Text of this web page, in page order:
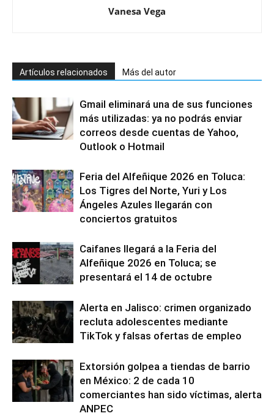
Vanesa Vega
Artículos relacionados Más del autor
Gmail eliminará una de sus funciones
más utilizadas: ya no podrás enviar
correos desde cuentas de Yahoo,
Outlook o Hotmail
Feria del Alfeñique 2026 en Toluca:
Los Tigres del Norte, Yuri y Los
Ángeles Azules llegarán con
conciertos gratuitos
Caifanes llegará a la Feria del
Alfeñique 2026 en Toluca; se
presentará el 14 de octubre
Alerta en Jalisco: crimen organizado
recluta adolescentes mediante
TikTok y falsas ofertas de empleo
Extorsión golpea a tiendas de barrio
en México: 2 de cada 10
comerciantes han sido víctimas, alerta
ANPEC